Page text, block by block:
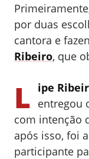
por duas
cantora e
Ribeiro, que
L ipe
entregou
com intenção
após isso, foi
participante